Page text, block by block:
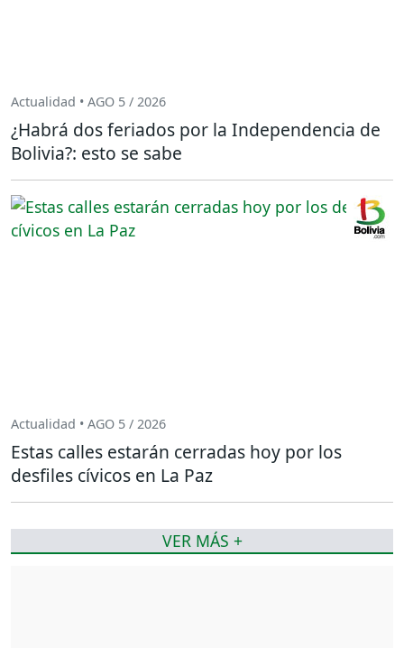
Actualidad • AGO 5 / 2026
¿Habrá dos feriados por la Independencia de
Bolivia?: esto se sabe
Actualidad • AGO 5 / 2026
Estas calles estarán cerradas hoy por los
desfiles cívicos en La Paz
VER MÁS +